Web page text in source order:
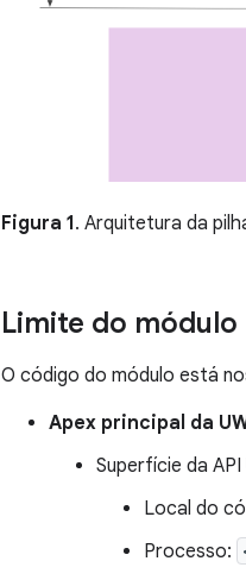
Figura 1. Arquitetura da
Limite do módulo
O código do módulo está
Apex principal da
Superfície da
Local do
Processo: